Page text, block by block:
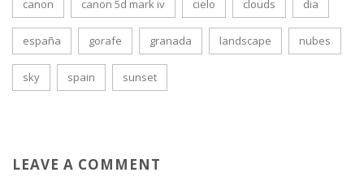
canon canon 5d mark iv cielo clouds dia
españa gorafe granada landscape nubes
sky spain sunset
LEAVE A COMMENT